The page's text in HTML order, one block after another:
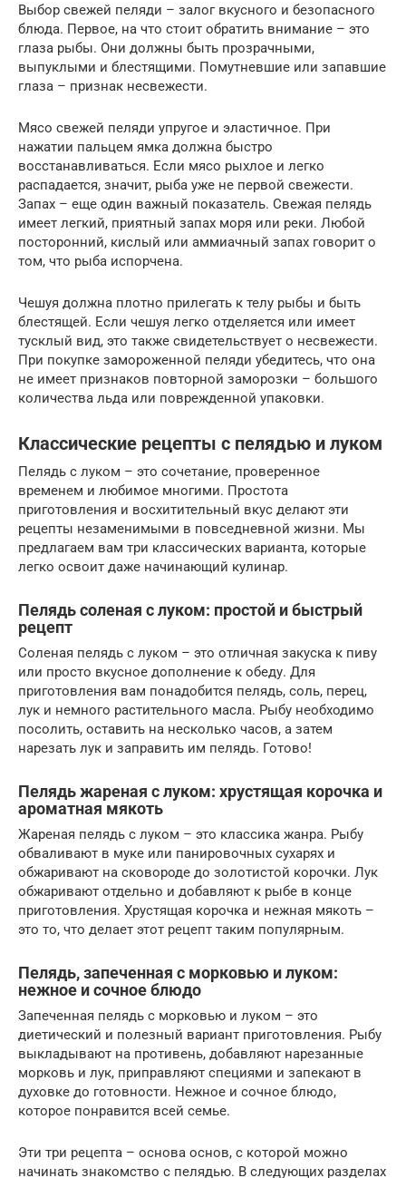
Выбор свежей пеляди – залог вкусного и безопасного
блюда. Первое, на что стоит обратить внимание – это
глаза рыбы. Они должны быть прозрачными,
выпуклыми и блестящими. Помутневшие или запавшие
глаза – признак несвежести.
Мясо свежей пеляди упругое и эластичное. При
нажатии пальцем ямка должна быстро
восстанавливаться. Если мясо рыхлое и легко
распадается, значит, рыба уже не первой свежести.
Запах – еще один важный показатель. Свежая пелядь
имеет легкий, приятный запах моря или реки. Любой
посторонний, кислый или аммиачный запах говорит о
том, что рыба испорчена.
Чешуя должна плотно прилегать к телу рыбы и быть
блестящей. Если чешуя легко отделяется или имеет
тусклый вид, это также свидетельствует о несвежести.
При покупке замороженной пеляди убедитесь, что она
не имеет признаков повторной заморозки – большого
количества льда или поврежденной упаковки.
Классические рецепты с пелядью и луком
Пелядь с луком – это сочетание, проверенное
временем и любимое многими. Простота
приготовления и восхитительный вкус делают эти
рецепты незаменимыми в повседневной жизни. Мы
предлагаем вам три классических варианта, которые
легко освоит даже начинающий кулинар.
Пелядь соленая с луком: простой и быстрый
рецепт
Соленая пелядь с луком – это отличная закуска к пиву
или просто вкусное дополнение к обеду. Для
приготовления вам понадобится пелядь, соль, перец,
лук и немного растительного масла. Рыбу необходимо
посолить, оставить на несколько часов, а затем
нарезать лук и заправить им пелядь. Готово!
Пелядь жареная с луком: хрустящая корочка и
ароматная мякоть
Жареная пелядь с луком – это классика жанра. Рыбу
обваливают в муке или панировочных сухарях и
обжаривают на сковороде до золотистой корочки. Лук
обжаривают отдельно и добавляют к рыбе в конце
приготовления. Хрустящая корочка и нежная мякоть –
это то, что делает этот рецепт таким популярным.
Пелядь, запеченная с морковью и луком:
нежное и сочное блюдо
Запеченная пелядь с морковью и луком – это
диетический и полезный вариант приготовления. Рыбу
выкладывают на противень, добавляют нарезанные
морковь и лук, приправляют специями и запекают в
духовке до готовности. Нежное и сочное блюдо,
которое понравится всей семье.
Эти три рецепта – основа основ, с которой можно
начинать знакомство с пелядью. В следующих разделах